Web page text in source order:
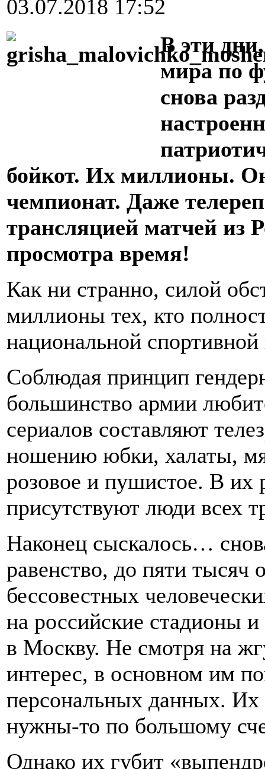
03.07.2018 17:52
В эти
мира по
снова
бойкот. Их миллионы.
чемпионат. Даже
трансляцией матчей из
просмотра время!
Как ни странно, силой
миллионы тех, кто
национальной спортивной
Соблюдая принцип
большинство армии
сериалов составляют
ношению юбки, халаты,
розовое и пушистое. В их
присутствуют люди всех
Наконец сыскалось…
равенство, до пяти тысяч
бессовестных
на российские стадионы
в Москву. Не смотря на
интерес, в основном им
персональных данных.
нужны-то по большому
Однако их губит